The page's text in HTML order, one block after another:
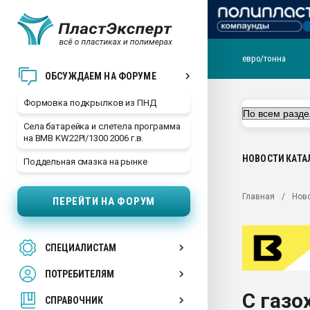
ОБСУЖДАЕМ НА ФОРУМЕ
Формовка подкрылков из ПНД
Села батарейка и слетела программа
на BMB KW22PI/1300 2006 г.в.
Поддельная смазка на рынке
ПЕРЕЙТИ НА ФОРУМ
СПЕЦИАЛИСТАМ
ПОТРЕБИТЕЛЯМ
СПРАВОЧНИК
29.07.2026 ФРП помог
Вакуум-формовочные
28.07.2026
первый план в
пластмасс
ситуацией на
евро/тонна
НОВОСТИ
Главная
С